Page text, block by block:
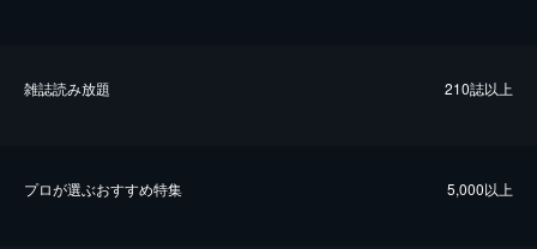
雑誌読み放題 210誌以上
プロが選ぶおすすめ特集 5,000以上